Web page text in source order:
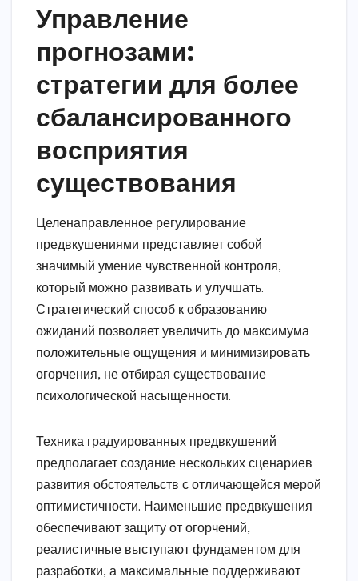
Управление
прогнозами:
стратегии для более
сбалансированного
восприятия
существования
Целенаправленное регулирование
предвкушениями представляет собой
значимый умение чувственной контроля,
который можно развивать и улучшать.
Стратегический способ к образованию
ожиданий позволяет увеличить до максимума
положительные ощущения и минимизировать
огорчения, не отбирая существование
психологической насыщенности.
Техника градуированных предвкушений
предполагает создание нескольких сценариев
развития обстоятельств с отличающейся мерой
оптимистичности. Наименьшие предвкушения
обеспечивают защиту от огорчений,
реалистичные выступают фундаментом для
разработки, а максимальные поддерживают